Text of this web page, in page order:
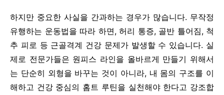
하지만 중요한 사실을 간과하는 경우가 많습니다. 무작정
유행하는 운동법을 따라 하면, 허리 통증, 골반 틀어짐, 척
추 피로 등 근골격계 건강 문제가 발생할 수 있습니다. 실
제로 전문가들은 원피스 라인을 올바르게 만들기 위해서
는 단순히 외형을 바꾸는 것이 아니라, 내 몸의 구조를 이
해하고 건강 중심의 홈트 루틴을 실천해야 한다고 강조합